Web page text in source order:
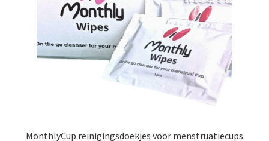
productpagina
MonthlyCup reinigingsdoekjes voor menstruatiecups